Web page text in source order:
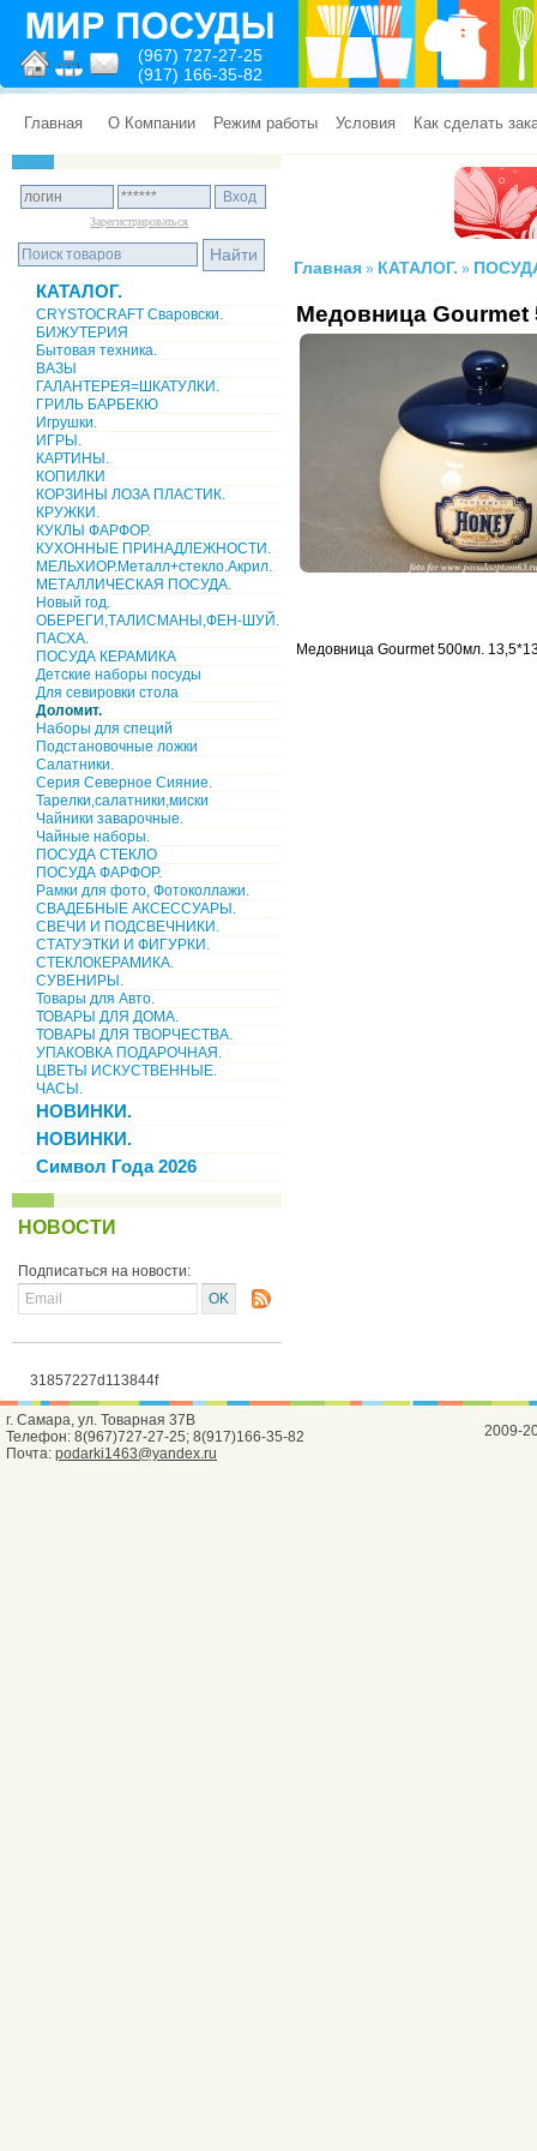
(967) 727-27-25
(917) 166-35-82
Главная О Компании Режим работы Условия Как сделать
Зарегистрироваться
КАТАЛОГ.
CRYSTOCRAFT Сваровски.
БИЖУТЕРИЯ
Бытовая техника.
ВАЗЫ
ГАЛАНТЕРЕЯ=ШКАТУЛКИ.
ГРИЛЬ БАРБЕКЮ
Игрушки.
ИГРЫ.
КАРТИНЫ.
КОПИЛКИ
КОРЗИНЫ ЛОЗА ПЛАСТИК.
КРУЖКИ.
КУКЛЫ ФАРФОР.
КУХОННЫЕ ПРИНАДЛЕЖНОСТИ.
МЕЛЬХИОР.Металл+стекло.Акрил.
МЕТАЛЛИЧЕСКАЯ ПОСУДА.
Новый год.
ОБЕРЕГИ,ТАЛИСМАНЫ,ФЕН-ШУЙ.
ПАСХА.
ПОСУДА КЕРАМИКА
Детские наборы посуды
Для севировки стола
Доломит.
Наборы для специй
Подстановочные ложки
Салатники.
Серия Северное Сияние.
Тарелки,салатники,миски
Чайники заварочные.
Чайные наборы.
ПОСУДА СТЕКЛО
ПОСУДА ФАРФОР.
Рамки для фото, Фотоколлажи.
СВАДЕБНЫЕ АКСЕССУАРЫ.
СВЕЧИ И ПОДСВЕЧНИКИ.
СТАТУЭТКИ И ФИГУРКИ.
СТЕКЛОКЕРАМИКА.
СУВЕНИРЫ.
Товары для Авто.
ТОВАРЫ ДЛЯ ДОМА.
ТОВАРЫ ДЛЯ ТВОРЧЕСТВА.
УПАКОВКА ПОДАРОЧНАЯ.
ЦВЕТЫ ИСКУСТВЕННЫЕ.
ЧАСЫ.
НОВИНКИ.
НОВИНКИ.
Символ Года 2026
НОВОСТИ
Подписаться на новости:
31857227d113844f
Главная » КАТАЛОГ. »
Медовница Gourmet
Медовница Gourmet 500мл.
г. Самара, ул. Товарная 37В
Телефон: 8(967)727-27-25; 8(917)166-35-82
Почта: podarki1463@yandex.ru
2009-